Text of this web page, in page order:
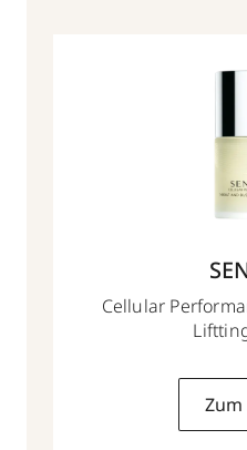
Cellular
Zum